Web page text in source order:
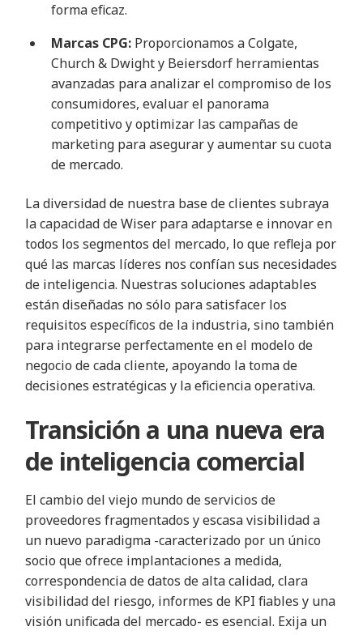
forma eficaz.
Marcas CPG: Proporcionamos a Colgate,
Church & Dwight y Beiersdorf herramientas
avanzadas para analizar el compromiso de los
consumidores, evaluar el panorama
competitivo y optimizar las campañas de
marketing para asegurar y aumentar su cuota
de mercado.
La diversidad de nuestra base de clientes subraya
la capacidad de Wiser para adaptarse e innovar en
todos los segmentos del mercado, lo que refleja por
qué las marcas líderes nos confían sus necesidades
de inteligencia. Nuestras soluciones adaptables
están diseñadas no sólo para satisfacer los
requisitos específicos de la industria, sino también
para integrarse perfectamente en el modelo de
negocio de cada cliente, apoyando la toma de
decisiones estratégicas y la eficiencia operativa.
Transición a una nueva era
de inteligencia comercial
El cambio del viejo mundo de servicios de
proveedores fragmentados y escasa visibilidad a
un nuevo paradigma -caracterizado por un único
socio que ofrece implantaciones a medida,
correspondencia de datos de alta calidad, clara
visibilidad del riesgo, informes de KPI fiables y una
visión unificada del mercado- es esencial. Exija un